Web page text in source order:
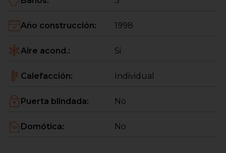
posibilidades, perfecta para familias que buscan
¡Agenda tu visita y ven a descubrirlo en persona! ✨
Año construcción: 1998
Aire acond.: Si
Calefacción: Individual
Puerta blindada: No
Domótica: No